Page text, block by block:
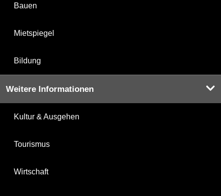
Bauen
Mietspiegel
Bildung
Weitere Informationen
Kultur & Ausgehen
Tourismus
Wirtschaft